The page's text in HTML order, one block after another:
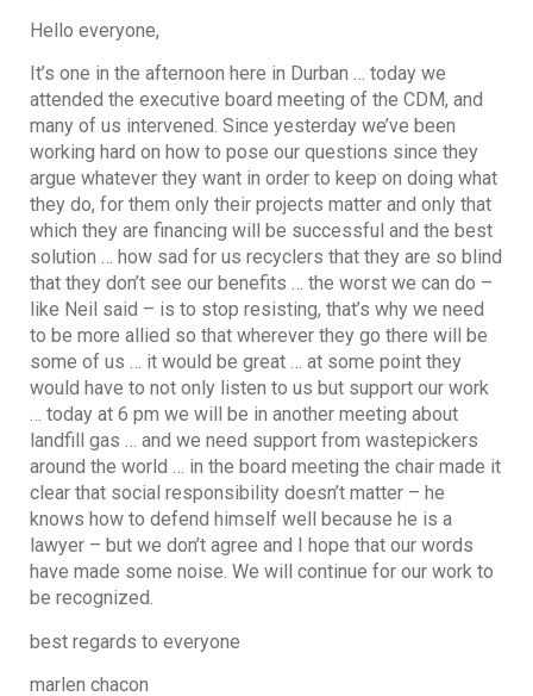
Hello everyone,
It’s one in the afternoon here in Durban … today we
attended the executive board meeting of the CDM, and
many of us intervened. Since yesterday we’ve been
working hard on how to pose our questions since they
argue whatever they want in order to keep on doing what
they do, for them only their projects matter and only that
which they are financing will be successful and the best
solution … how sad for us recyclers that they are so blind
that they don’t see our benefits … the worst we can do –
like Neil said – is to stop resisting, that’s why we need
to be more allied so that wherever they go there will be
some of us … it would be great … at some point they
would have to not only listen to us but support our work
… today at 6 pm we will be in another meeting about
landfill gas … and we need support from wastepickers
around the world … in the board meeting the chair made it
clear that social responsibility doesn’t matter – he
knows how to defend himself well because he is a
lawyer – but we don’t agree and I hope that our words
have made some noise. We will continue for our work to
be recognized.
best regards to everyone
marlen chacon